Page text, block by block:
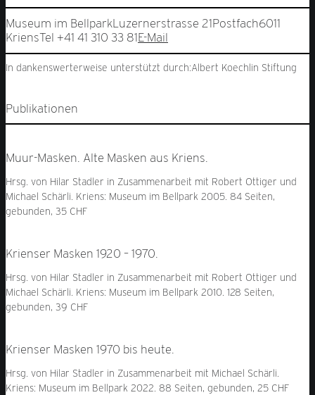
Museum im BellparkLuzernerstrasse 21Postfach6011
KriensTel +41 41 310 33 81E-Mail
In dankenswerterweise unterstützt durch:Albert Koechlin Stiftung
Publikationen
Muur-Masken. Alte Masken aus Kriens.
Hrsg. von Hilar Stadler in Zusammenarbeit mit Robert Ottiger und
Michael Schärli. Kriens: Museum im Bellpark 2005. 84 Seiten,
gebunden, 35 CHF
Krienser Masken 1920 – 1970.
Hrsg. von Hilar Stadler in Zusammenarbeit mit Robert Ottiger und
Michael Schärli. Kriens: Museum im Bellpark 2010. 128 Seiten,
gebunden, 39 CHF
Krienser Masken 1970 bis heute.
Hrsg. von Hilar Stadler in Zusammenarbeit mit Michael Schärli.
Kriens: Museum im Bellpark 2022. 88 Seiten, gebunden, 25 CHF